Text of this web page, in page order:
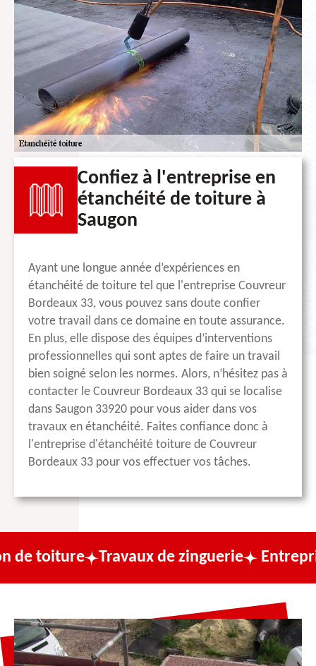
Confiez à l'entreprise en
étanchéité de toiture à
Saugon
Ayant une longue année d’expériences en
étanchéité de toiture tel que l'entreprise Couvreur
Bordeaux 33, vous pouvez sans doute confier
votre travail dans ce domaine en toute assurance.
En plus, elle dispose des équipes d’interventions
professionnelles qui sont aptes de faire un travail
bien soigné selon les normes. Alors, n’hésitez pas à
contacter le Couvreur Bordeaux 33 qui se localise
dans Saugon 33920 pour vous aider dans vos
travaux en étanchéité. Faites confiance donc à
l'entreprise d'étanchéité toiture de Couvreur
Bordeaux 33 pour vos effectuer vos tâches.
Travaux de zinguerie Entreprise de